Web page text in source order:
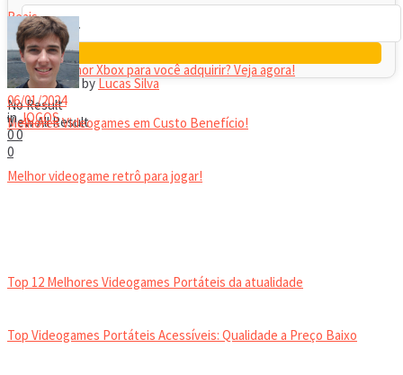
No Result
View All Result
Reais
Qual é o melhor Xbox para você adquirir? Veja agora!
Melhores Videogames em Custo Benefício!
Melhor videogame retrô para jogar!
Top 12 Melhores Videogames Portáteis da atualidade
Top Videogames Portáteis Acessíveis: Qualidade a Preço Baixo
byLucas Silva
06/01/2024
inJOGOS
00
0